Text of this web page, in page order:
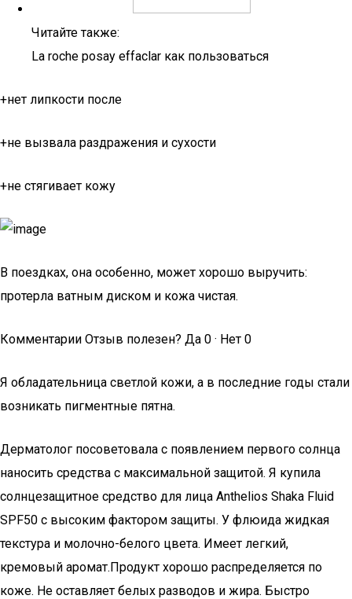
Читайте также:
La roche posay effaclar как пользоваться
+нет липкости после
+не вызвала раздражения и сухости
+не стягивает кожу
В поездках, она особенно, может хорошо выручить:
протерла ватным диском и кожа чистая.
Комментарии Отзыв полезен? Да 0 · Нет 0
Я обладательница светлой кожи, а в последние годы стали
возникать пигментные пятна.
Дерматолог посоветовала с появлением первого солнца
наносить средства с максимальной защитой. Я купила
солнцезащитное средство для лица Anthelios Shaka Fluid
SPF50 с высоким фактором защиты. У флюида жидкая
текстура и молочно-белого цвета. Имеет легкий,
кремовый аромат.Продукт хорошо распределяется по
коже. Не оставляет белых разводов и жира. Быстро